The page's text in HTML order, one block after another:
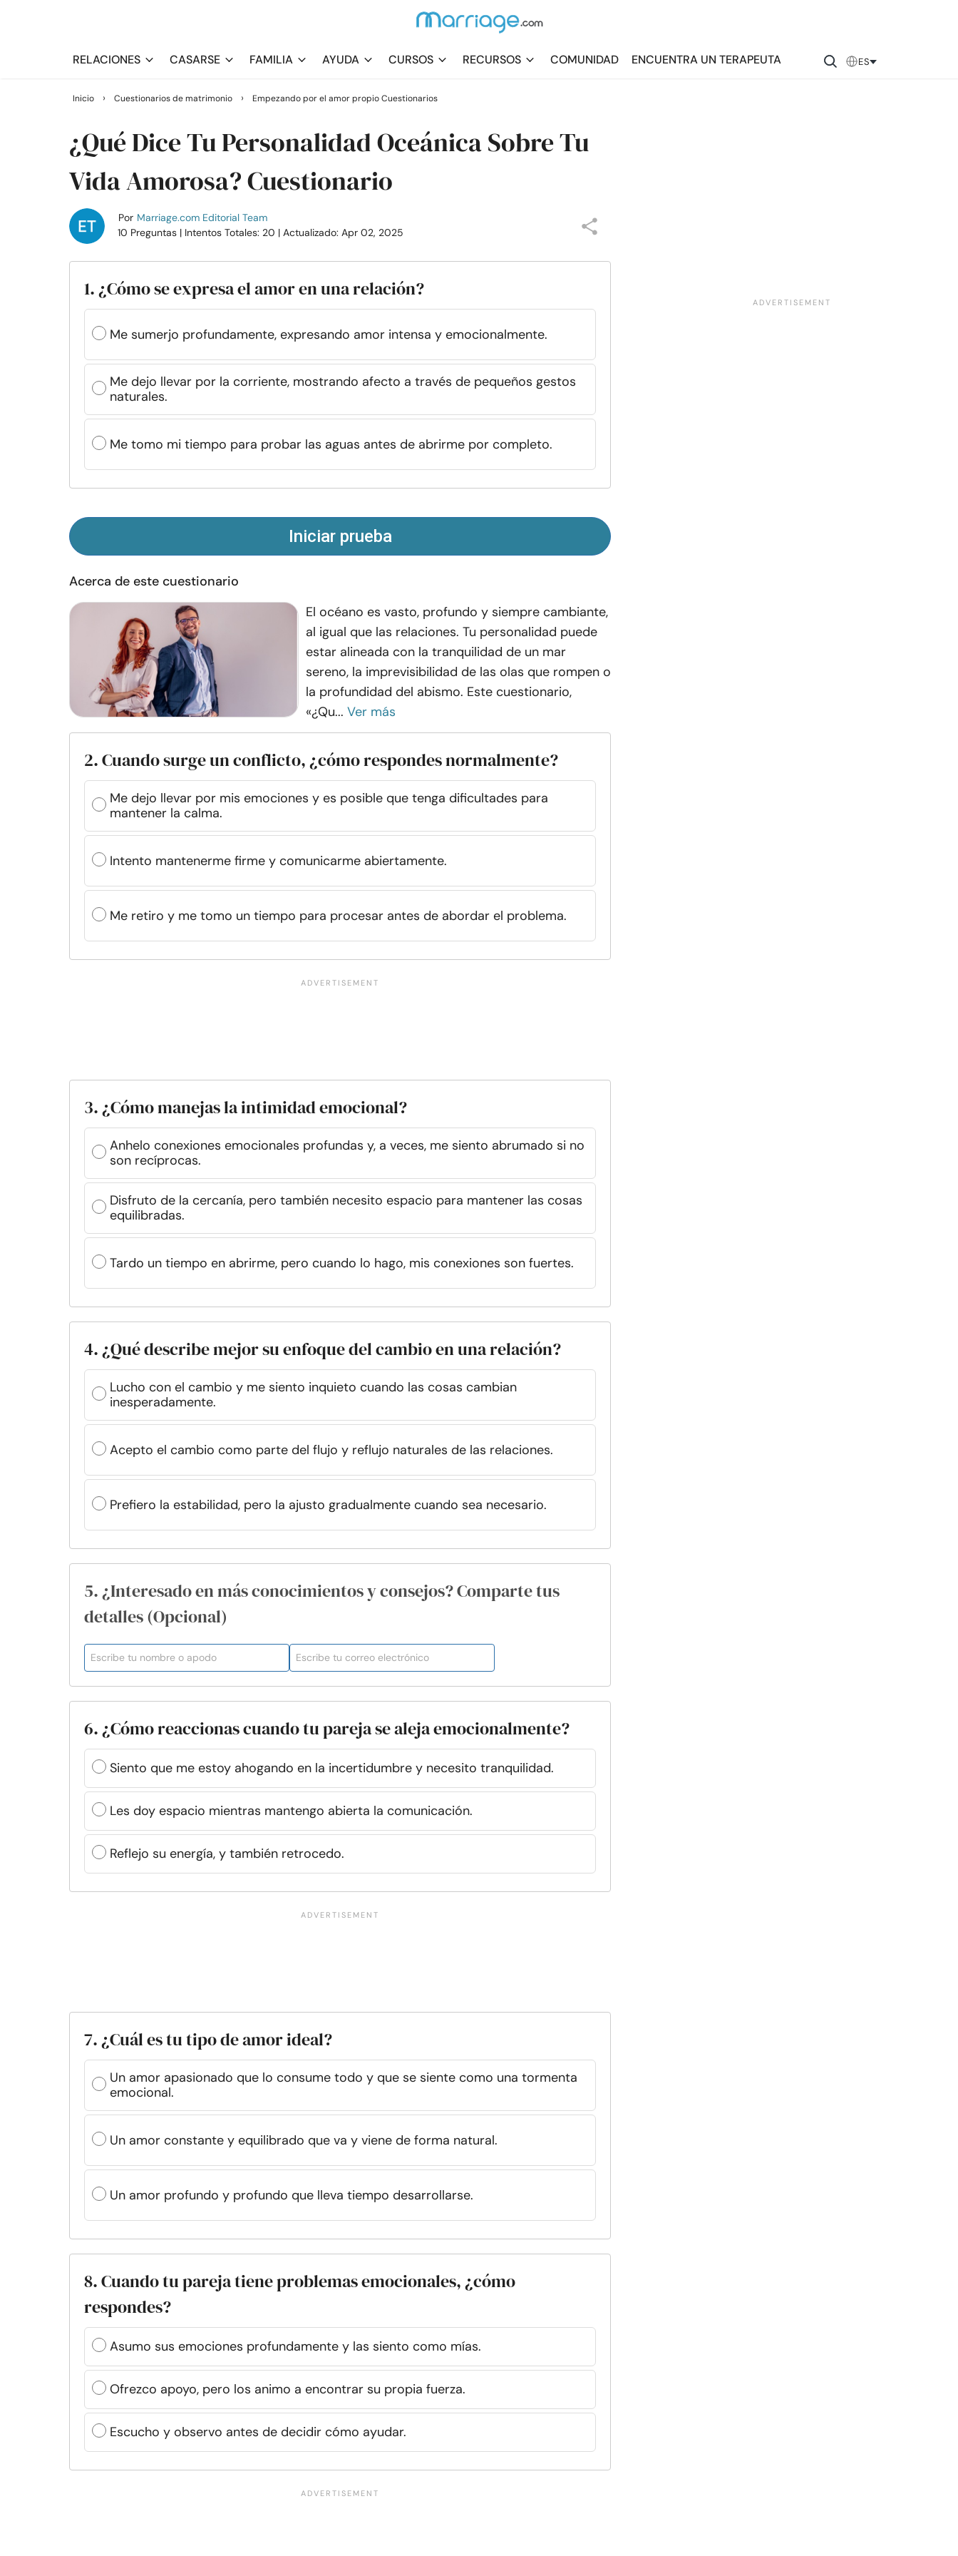
RELACIONES CASARSE FAMILIA AYUDA CURSOS RECURSOS COMUNIDAD ENCUENTRA UN TERAPEUTA ES
Inicio › Cuestionarios de matrimonio › Empezando por el amor propio Cuestionarios
¿Qué Dice Tu Personalidad Oceánica Sobre Tu
Vida Amorosa? Cuestionario
Por Marriage.com Editorial Team
10 Preguntas | Intentos Totales: 20 | Actualizado: Apr 02, 2025
1. ¿Cómo se expresa el amor en una relación?
Me sumerjo profundamente, expresando amor intensa y emocionalmente.
Me dejo llevar por la corriente, mostrando afecto a través de pequeños gestos
naturales.
Me tomo mi tiempo para probar las aguas antes de abrirme por completo.
Iniciar prueba
Acerca de este cuestionario
El océano es vasto, profundo y siempre cambiante,
al igual que las relaciones. Tu personalidad puede
estar alineada con la tranquilidad de un mar
sereno, la imprevisibilidad de las olas que rompen o
la profundidad del abismo. Este cuestionario,
«¿Qu... Ver más
2. Cuando surge un conflicto, ¿cómo respondes normalmente?
Me dejo llevar por mis emociones y es posible que tenga dificultades para
mantener la calma.
Intento mantenerme firme y comunicarme abiertamente.
Me retiro y me tomo un tiempo para procesar antes de abordar el problema.
3. ¿Cómo manejas la intimidad emocional?
Anhelo conexiones emocionales profundas y, a veces, me siento abrumado si no
son recíprocas.
Disfruto de la cercanía, pero también necesito espacio para mantener las cosas
equilibradas.
Tardo un tiempo en abrirme, pero cuando lo hago, mis conexiones son fuertes.
4. ¿Qué describe mejor su enfoque del cambio en una relación?
Lucho con el cambio y me siento inquieto cuando las cosas cambian
inesperadamente.
Acepto el cambio como parte del flujo y reflujo naturales de las relaciones.
Prefiero la estabilidad, pero la ajusto gradualmente cuando sea necesario.
5. ¿Interesado en más conocimientos y consejos? Comparte tus
detalles (Opcional)
6. ¿Cómo reaccionas cuando tu pareja se aleja emocionalmente?
Siento que me estoy ahogando en la incertidumbre y necesito tranquilidad.
Les doy espacio mientras mantengo abierta la comunicación.
Reflejo su energía, y también retrocedo.
7. ¿Cuál es tu tipo de amor ideal?
Un amor apasionado que lo consume todo y que se siente como una tormenta
emocional.
Un amor constante y equilibrado que va y viene de forma natural.
Un amor profundo y profundo que lleva tiempo desarrollarse.
8. Cuando tu pareja tiene problemas emocionales, ¿cómo
respondes?
Asumo sus emociones profundamente y las siento como mías.
Ofrezco apoyo, pero los animo a encontrar su propia fuerza.
Escucho y observo antes de decidir cómo ayudar.